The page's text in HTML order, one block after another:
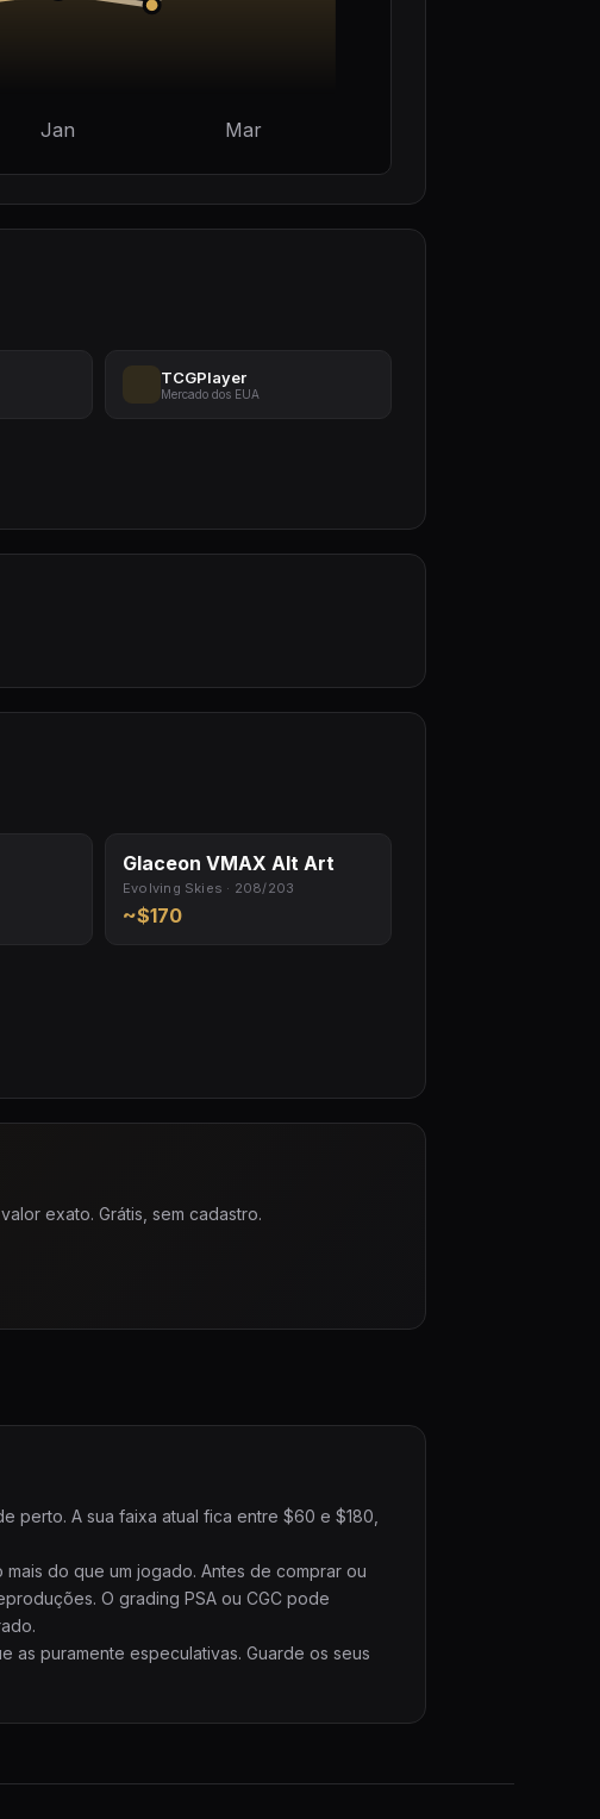
Jan Mar
TCGPlayer
Mercado dos EUA
Glaceon VMAX Alt Art
Evolving Skies · 208/203
~$170
exato. Grátis, sem cadastro.
perto. A sua faixa atual fica entre $60 e $180,
do que um jogado. Antes de comprar ou
O grading PSA ou CGC pode
as puramente especulativas. Guarde os seus